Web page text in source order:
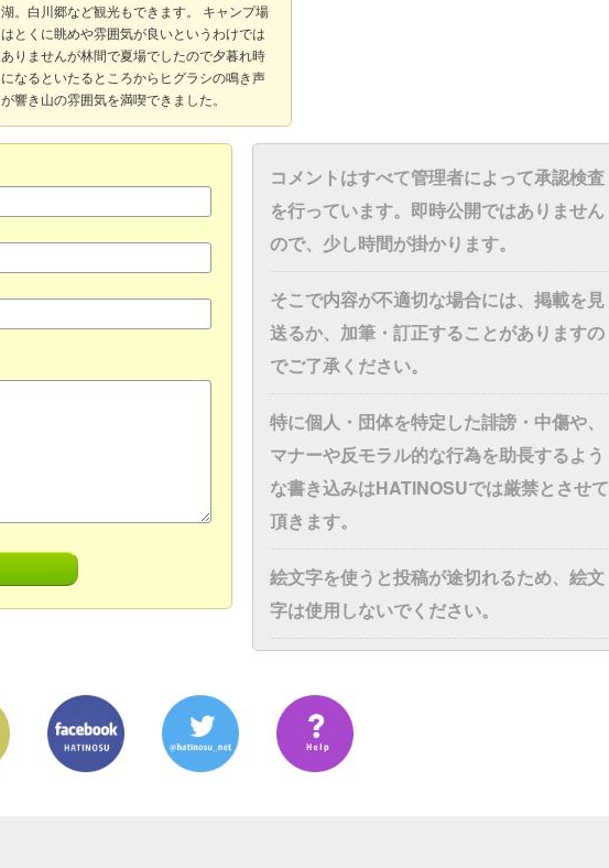
湖。白川郷など観光もできます。 キャンプ場
はとくに眺めや雰囲気が良いというわけでは
ありませんが林間で夏場でしたので夕暮れ時
になるといたるところからヒグラシの鳴き声
が響き山の雰囲気を満喫できました。
コメントはすべて管理者によって承認検査
を行っています。即時公開ではありません
ので、少し時間が掛かります。
そこで内容が不適切な場合には、掲載を見
送るか、加筆・訂正することがありますの
でご了承ください。
特に個人・団体を特定した誹謗・中傷や、
マナーや反モラル的な行為を助長するよう
な書き込みはHATINOSUでは厳禁とさせて
頂きます。
絵文字を使うと投稿が途切れるため、絵文
字は使用しないでください。